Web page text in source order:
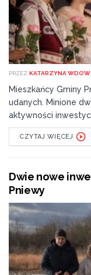
PRZEZ KATARZYNA
Mieszkańcy Gminy
udanych. Minione
aktywności
CZYTAJ WIĘCEJ
Dwie nowe
Pniewy